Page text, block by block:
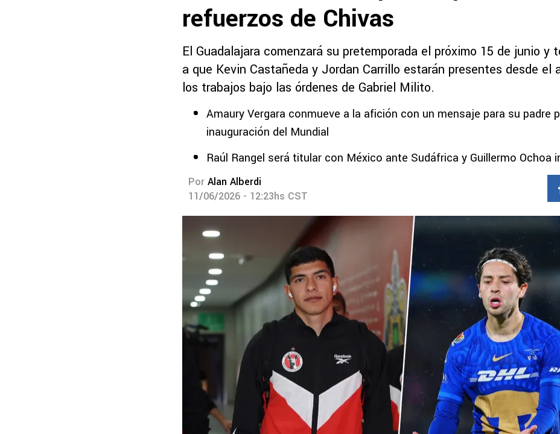
refuerzos de Chivas
El Guadalajara comenzará su pretemporada el próximo 15 de junio y
a que Kevin Castañeda y Jordan Carrillo estarán presentes desde el
los trabajos bajo las órdenes de Gabriel Milito.
Amaury Vergara conmueve a la afición con un mensaje para su padre
inauguración del Mundial
Raúl Rangel será titular con México ante Sudáfrica y Guillermo Ochoa
Por Alan Alberdi
11/06/2026 - 12:23hs CST